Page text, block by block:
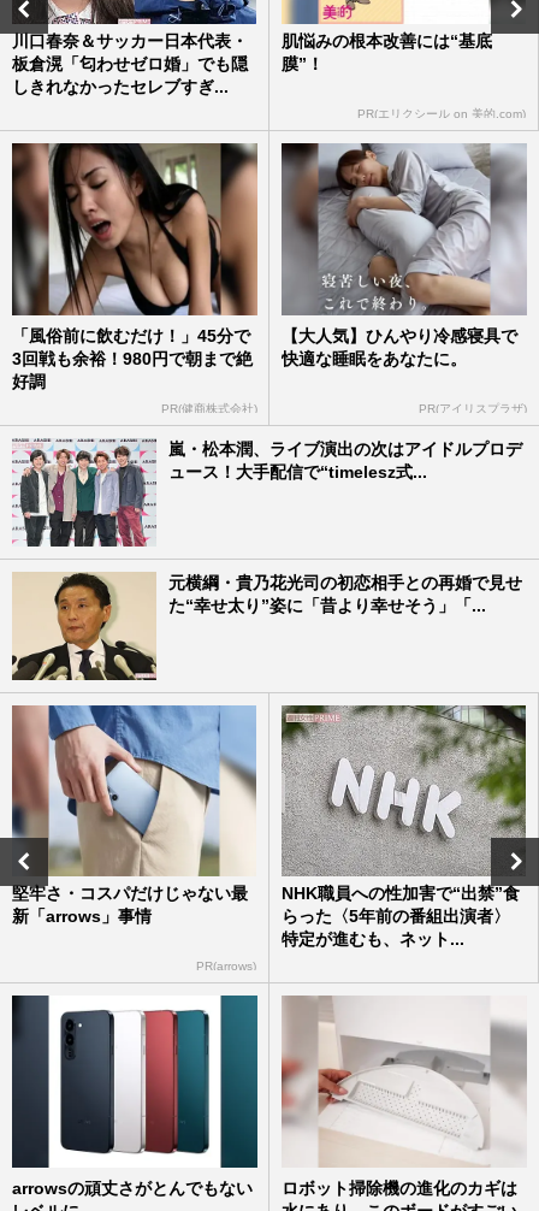
川口春奈＆サッカー日本代表・
板倉滉「匂わせゼロ婚」でも隠
しきれなかったセレブすぎ...
肌悩みの根本改善には“基底
膜”！
PR(エリクシール on 美的.com)
「風俗前に飲むだけ！」45分で
3回戦も余裕！980円で朝まで絶
好調
PR(健商株式会社)
【大人気】ひんやり冷感寝具で
快適な睡眠をあなたに。
PR(アイリスプラザ)
嵐・松本潤、ライブ演出の次はアイドルプロデ
ュース！大手配信で“timelesz式...
元横綱・貴乃花光司の初恋相手との再婚で見せ
た“幸せ太り”姿に「昔より幸せそう」「...
堅牢さ・コスパだけじゃない最
新「arrows」事情
PR(arrows)
NHK職員への性加害で“出禁”食
らった〈5年前の番組出演者〉
特定が進むも、ネット...
arrowsの頑丈さがとんでもない
ロボット掃除機の進化のカギは